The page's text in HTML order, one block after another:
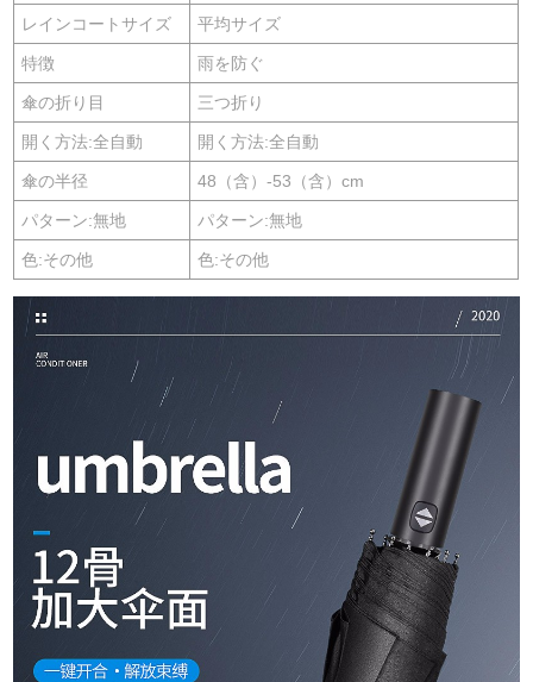
レインコートサイズ 平均サイズ
特徴 雨を防ぐ
傘の折り目 三つ折り
開く方法:全自動 開く方法:全自動
傘の半径 48（含）-53（含）cm
パターン:無地 パターン:無地
色:その他 色:その他